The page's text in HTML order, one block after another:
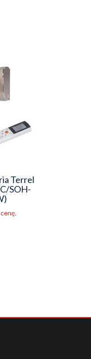
Terrel
SOH-